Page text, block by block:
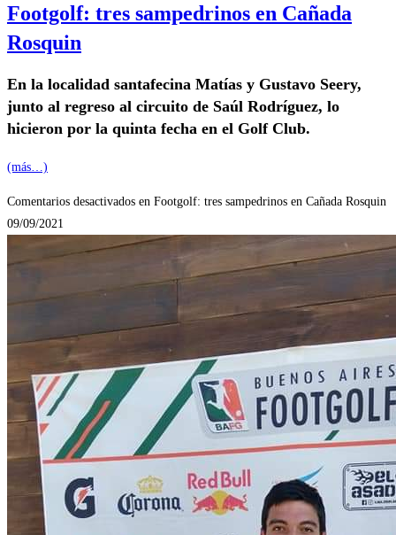
Footgolf: tres sampedrinos en Cañada
Rosquin
En la localidad santafecina Matías y Gustavo Seery,
junto al regreso al circuito de Saúl Rodríguez, lo
hicieron por la quinta fecha en el Golf Club.
(más…)
Comentarios desactivados en Footgolf: tres sampedrinos en Cañada Rosquin
09/09/2021